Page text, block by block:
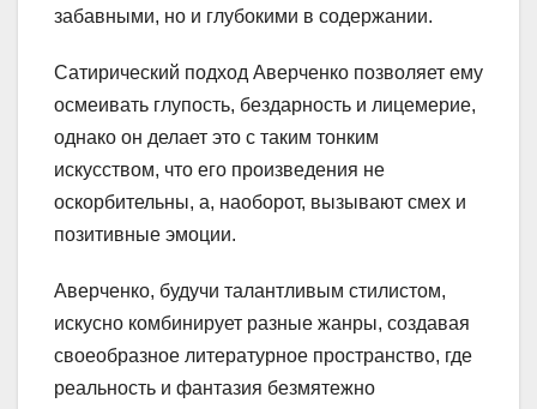
забавными, но и глубокими в содержании.
Сатирический подход Аверченко позволяет ему
осмеивать глупость, бездарность и лицемерие,
однако он делает это с таким тонким
искусством, что его произведения не
оскорбительны, а, наоборот, вызывают смех и
позитивные эмоции.
Аверченко, будучи талантливым стилистом,
искусно комбинирует разные жанры, создавая
своеобразное литературное пространство, где
реальность и фантазия безмятежно